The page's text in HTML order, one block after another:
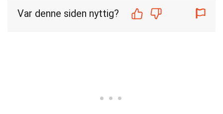
Var denne siden nyttig?